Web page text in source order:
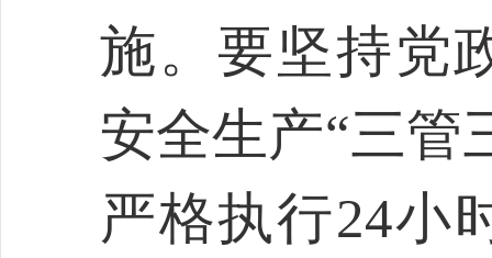
施。要坚持党
安全生产“三管
严格执行24小